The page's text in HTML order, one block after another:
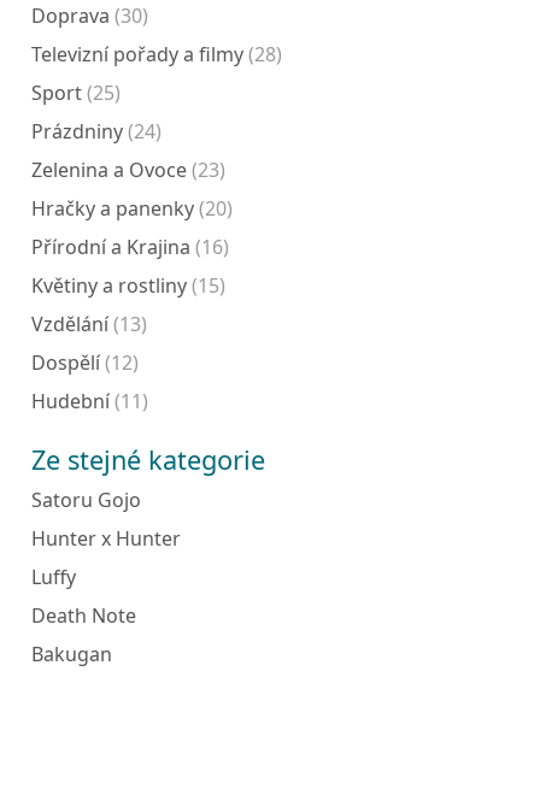
Doprava (30)
Televizní pořady a filmy(28)
Sport(25)
Prázdniny(24)
Zelenina a Ovoce(23)
Hračky a panenky(20)
Přírodní a Krajina (16)
Květiny a rostliny(15)
Vzdělání(13)
Dospělí(12)
Hudební(11)
Ze stejné kategorie
Satoru Gojo
Hunter x Hunter
Luffy
Death Note
Bakugan